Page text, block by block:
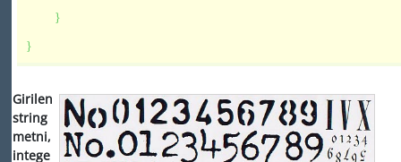
}
}
Girilen
string
metni,
intege